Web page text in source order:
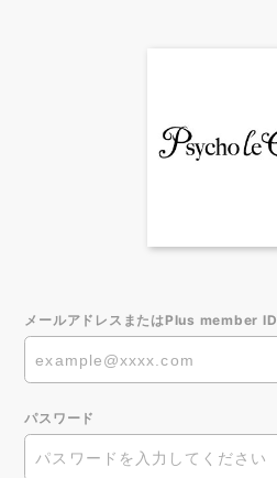
メールアドレスまたはPlus member ID
パスワード